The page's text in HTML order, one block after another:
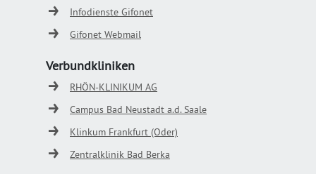
Infodienste Gifonet
Gifonet Webmail
Verbundkliniken
RHÖN-KLINIKUM AG
Campus Bad Neustadt a.d. Saale
Klinkum Frankfurt (Oder)
Zentralklinik Bad Berka